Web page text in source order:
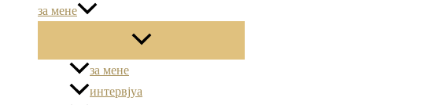
за мене
за мене
интервјуа